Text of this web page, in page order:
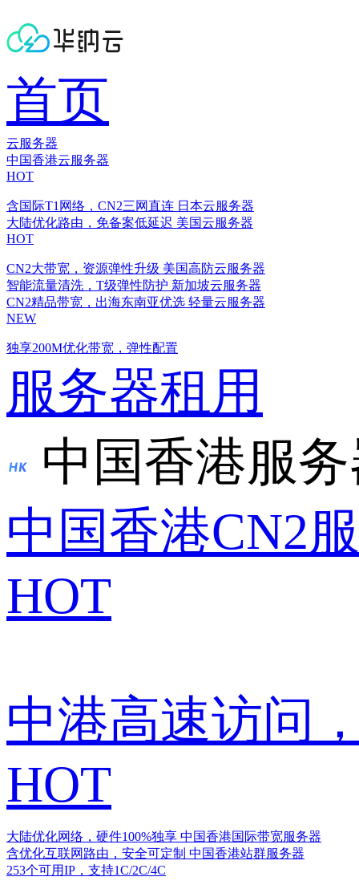
首页
云服务器
中国香港云服务器
HOT
含国际T1网络，CN2三网直连 日本云服务器
大陆优化路由，免备案低延迟 美国云服务器
HOT
CN2大带宽，资源弹性升级 美国高防云服务器
智能流量清洗，T级弹性防护 新加坡云服务器
CN2精品带宽，出海东南亚优选 轻量云服务器
NEW
独享200M优化带宽，弹性配置
服务器租用
中国香港服
中国香港CN2
HOT
中港高速访问
HOT
大陆优化网络，硬件100%独享 中国香港国际带宽服务器
含优化互联网路由，安全可定制 中国香港站群服务器
253个可用IP，支持1C/2C/4C